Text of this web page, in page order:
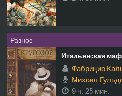
Разное
Итальянская
Фабрицио
Михаил
9 ч. 25 мин.